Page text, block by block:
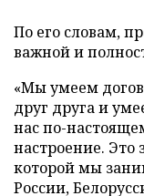
По его словам,
важной и
«Мы умеем
друг друга и
нас по-
настроение. Это
которой мы
России,